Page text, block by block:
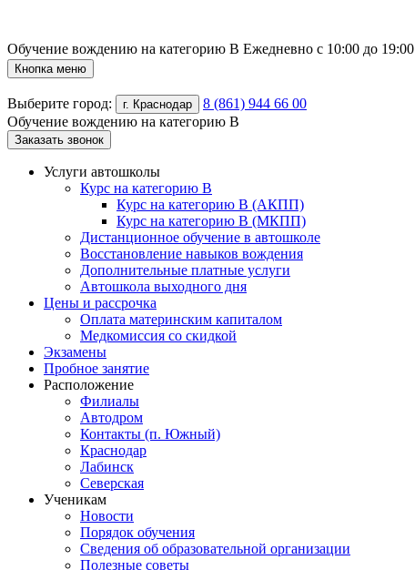
Обучение вождению на категорию B Ежедневно с 10:00 до 19:00
Кнопка меню
Выберите город: г. Краснодар
8 (861) 944 66 00
Обучение вождению на категорию B
Заказать звонок
Услуги автошколы
Курс на категорию В
Курс на категорию В (АКПП)
Курс на категорию В (МКПП)
Дистанционное обучение в автошколе
Восстановление навыков вождения
Дополнительные платные услуги
Автошкола выходного дня
Цены и рассрочка
Оплата материнским капиталом
Медкомиссия со скидкой
Экзамены
Пробное занятие
Расположение
Филиалы
Автодром
Контакты (п. Южный)
Краснодар
Лабинск
Северская
Ученикам
Новости
Порядок обучения
Сведения об образовательной организации
Полезные советы